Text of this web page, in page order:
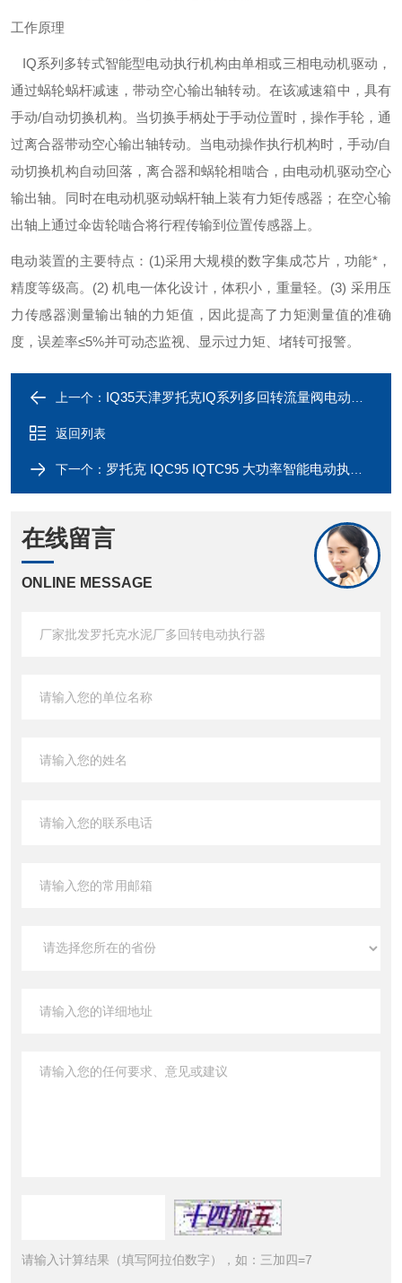
工作原理
IQ系列多转式智能型电动执行机构由单相或三相电动机驱动，
通过蜗轮蜗杆减速，带动空心输出轴转动。在该减速箱中，具有
手动/自动切换机构。当切换手柄处于手动位置时，操作手轮，通
过离合器带动空心输出轴转动。当电动操作执行机构时，手动/自
动切换机构自动回落，离合器和蜗轮相啮合，由电动机驱动空心
输出轴。同时在电动机驱动蜗杆轴上装有力矩传感器；在空心输
出轴上通过伞齿轮啮合将行程传输到位置传感器上。
电动装置的主要特点： (1)采用大规模的数字集成芯片，功能*，
精度等级高。 (2)机电一体化设计，体积小，重量轻。 (3) 采用压
力传感器测量输出轴的力矩值，因此提高了力矩测量值的准确
度，误差率≤5%并可动态监视、显示过力矩、堵转可报警。
上一个： IQ35天津罗托克IQ系列多回转流量阀电动执行机构
返回列表
下一个： 罗托克 IQC95 IQTC95 大功率智能电动执行器
在线留言
ONLINE MESSAGE
请输入计算结果（填写阿拉伯数字），如：三加四=7